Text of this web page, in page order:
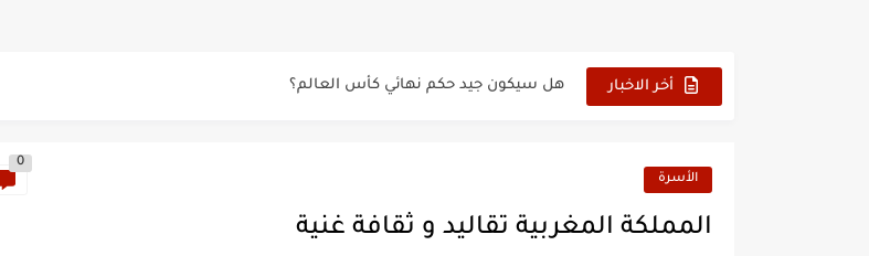
أخر الاخبار هل سيكون جيد حكم نهائي كأس العالم؟
الحرب الهولندية المغربية (1775-1777)
الأسرة
0
المملكة المغربية تقاليد و ثقافة غنية